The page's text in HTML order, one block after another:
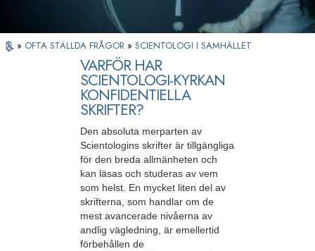
» OFTA STÄLLDA FRÅGOR » SCIENTOLOGI I SAMHÄLLET
VARFÖR HAR
SCIENTOLOGI-KYRKAN
KONFIDENTIELLA
SKRIFTER?
Den absoluta merparten av
Scientologins skrifter är tillgängliga
för den breda allmänheten och
kan läsas och studeras av vem
som helst. En mycket liten del av
skrifterna, som handlar om de
mest avancerade nivåerna av
andlig vägledning, är emellertid
förbehållen de